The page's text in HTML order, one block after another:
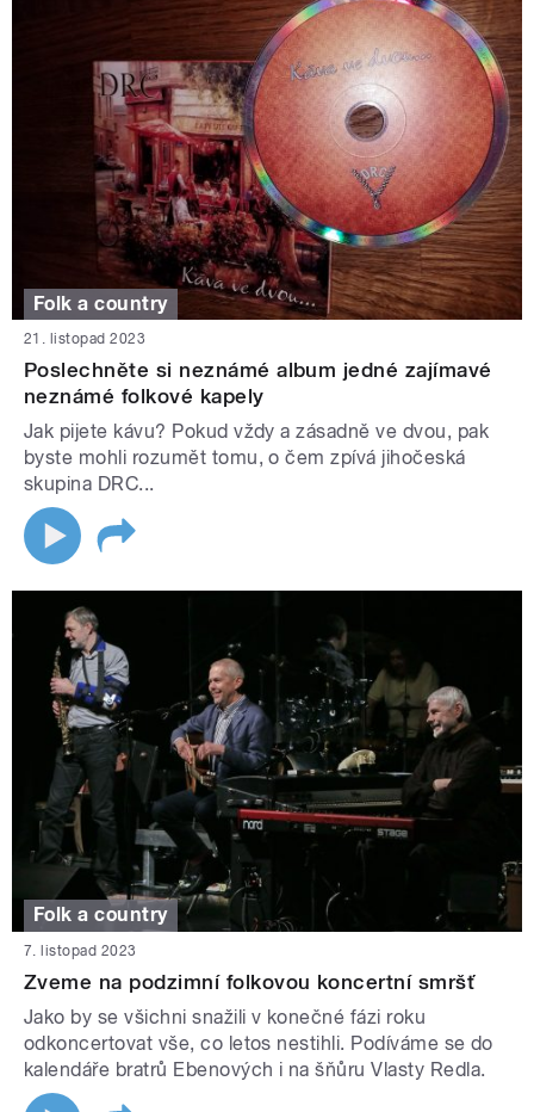
Folk a country
21. listopad 2023
Poslechněte si neznámé album jedné zajímavé
neznámé folkové kapely
Jak pijete kávu? Pokud vždy a zásadně ve dvou, pak
byste mohli rozumět tomu, o čem zpívá jihočeská
skupina DRC...
Folk a country
7. listopad 2023
Zveme na podzimní folkovou koncertní smršť
Jako by se všichni snažili v konečné fázi roku
odkoncertovat vše, co letos nestihli. Podíváme se do
kalendáře bratrů Ebenových i na šňůru Vlasty Redla.